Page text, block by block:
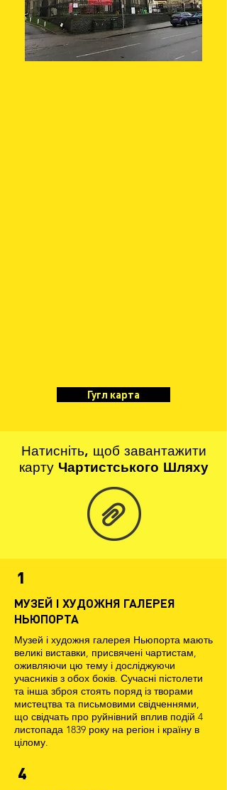
Гугл карта
Натисніть, щоб завантажити
карту Чартистського Шляху
1
МУЗЕЙ І ХУДОЖНЯ ГАЛЕРЕЯ
НЬЮПОРТА
Музей і художня галерея Ньюпорта мають
великі виставки, присвячені чартистам,
оживляючи цю тему і досліджуючи
учасників з обох боків. Сучасні пістолети
та інша зброя стоять поряд із творами
мистецтва та письмовими свідченнями,
що свідчать про руйнівний вплив подій 4
листопада 1839 року на регіон і країну в
цілому.
4